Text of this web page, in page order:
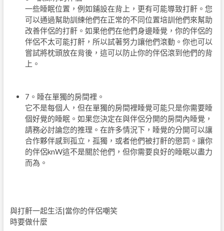
一些睡眠位置，例如鋪設在背上，更有可能導致打鼾。您
可以通過幫助訓練他們在正常的不同位置培訓他們來幫助
改善伴侶的打鼾。如果他們在他們身邊睡覺，你的伴侶的
伴侶不太可能打鼾，所以試著努力讓他們滾動。你也可以
嘗試將枕頭放在背後，這可以防止你的伴侶滾到他們的背
上。
7。睡在單獨的房間裡。
它不是每個人，但在單獨的房間裡睡覺可能只是你需要睡
個好覺的睡眠。如果您決定在與伴侶分開的房間內睡覺，
請務必討論您的推理。在許多情況下，睡覺的分開可以讓
合作夥伴感到孤立，孤獨，或者他們被打鼾的懲罰。讓你
的伴侶knW這不是關於他們，但你需要良好的睡眠以盡力
而為。
與打鼾一起生活|當你的伴侶嘲笑
時要做什麼